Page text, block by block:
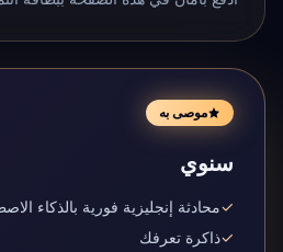
موصى به
سنوي
✓محادثة إنجليزية فورية بالذكاء
✓ذاكرة تعرفك